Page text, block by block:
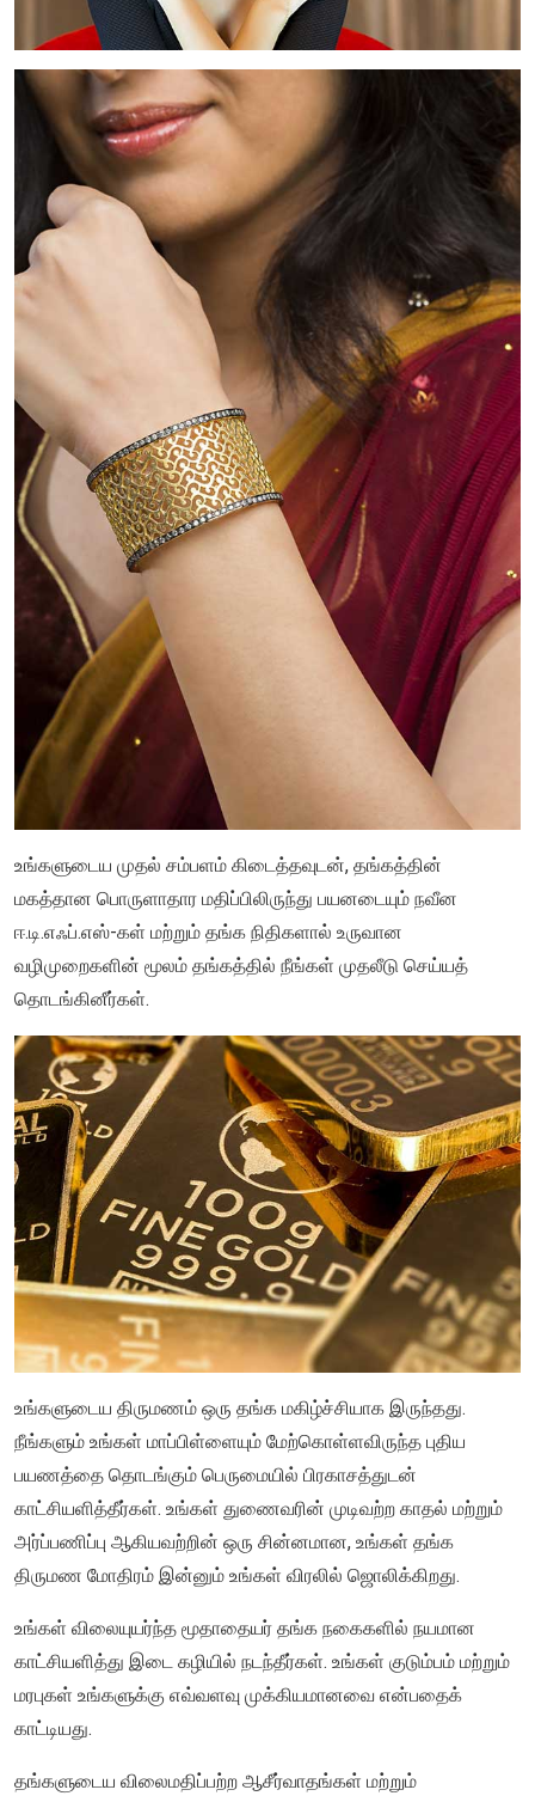
உங்களுடைய முதல் சம்பளம் கிடைத்தவுடன், தங்கத்தின்
மகத்தான பொருளாதார மதிப்பிலிருந்து பயனடையும் நவீன
ஈ.டி.எஃப்.எஸ்-கள் மற்றும் தங்க நிதிகளால் உருவான
வழிமுறைகளின் மூலம் தங்கத்தில் நீங்கள் முதலீடு செய்யத்
தொடங்கினீர்கள்.
உங்களுடைய திருமணம் ஒரு தங்க மகிழ்ச்சியாக இருந்தது.
நீங்களும் உங்கள் மாப்பிள்ளையும் மேற்கொள்ளவிருந்த புதிய
பயணத்தை தொடங்கும் பெருமையில் பிரகாசத்துடன்
காட்சியளித்தீர்கள். உங்கள் துணைவரின் முடிவற்ற காதல் மற்றும்
அர்ப்பணிப்பு ஆகியவற்றின் ஒரு சின்னமான, உங்கள் தங்க
திருமண மோதிரம் இன்னும் உங்கள் விரலில் ஜொலிக்கிறது.
உங்கள் விலையுயர்ந்த மூதாதையர் தங்க நகைகளில் நயமான
காட்சியளித்து இடை கழியில் நடந்தீர்கள். உங்கள் குடும்பம் மற்றும்
மரபுகள் உங்களுக்கு எவ்வளவு முக்கியமானவை என்பதைக்
காட்டியது.
தங்களுடைய விலைமதிப்பற்ற ஆசீர்வாதங்கள் மற்றும்